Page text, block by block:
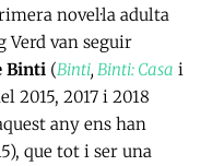
novel·la adulta
Verd van seguir
Binti (Binti, Binti: Casa i
2015, 2017 i 2018
any ens han
que tot i ser una